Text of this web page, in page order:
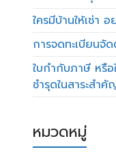
ใครมีบ้านให้เช่า
การจดทะเบียนจั
ใบกำกับภาษี หรื
ชำรุดในสาระสำ
หมวดหมู่